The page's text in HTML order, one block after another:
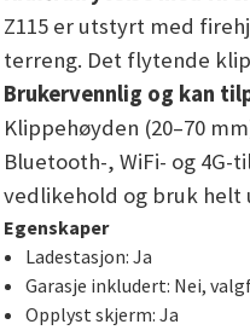
Z115 er utstyrt med
terreng. Det flytende
Brukervennlig og kan
Klippehøyden (20–70
Bluetooth-, WiFi- og
vedlikehold og bruk helt
Egenskaper
Ladestasjon: Ja
Garasje inkludert: Nei,
Opplyst skjerm: Ja